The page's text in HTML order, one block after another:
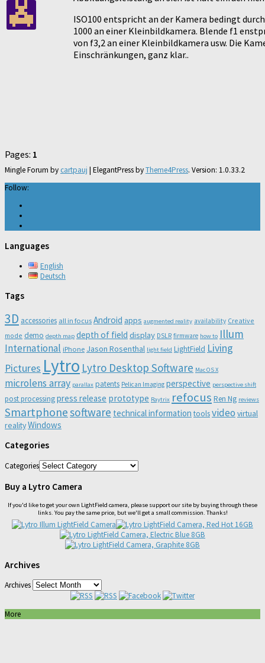
ISO100 entspricht an der Kamera bedingt
1000 an einer Kleinbildkamera. Blende f1
von f3,2 an einer Kleinbildkamera usw. Die
Einschränkungen, ganz klar..
Pages: 1
Mingle Forum bycartpauj | ElegantPress byTheme4Press. Version: 1.0.33.2
Follow:
Languages
English
Deutsch
Tags
3D accessories all in focus Android apps augmented reality availability Creative
mode demo depth map depth of field display DSLR firmware how to Illum
International iPhone Jason Rosenthal light field LightField Living
Pictures Lytro Lytro Desktop Software Mac OS X
microlens array parallax patents Pelican Imaging perspective perspective shift
post processingpress release prototype Raytrix refocus Ren Ng reviews
Smartphonesoftware technical information toolsvideo virtual
realityWindows
Categories
Categories
Buy a Lytro Camera
If you'd like to get your own LightField camera, please support our site by buying through these
links. You pay the same price, but we'll get a small commission. Thanks!
Archives
Archives
More